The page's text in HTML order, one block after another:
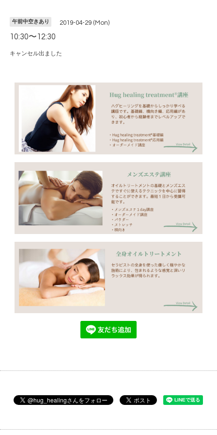
午前中空きあり 2019-04-29 (Mon)
10:30〜12:30
キャンセル出ました